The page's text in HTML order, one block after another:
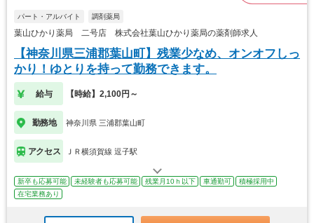
パート・アルバイト 調剤薬局
葉山ひかり薬局 二号店 株式会社葉山ひかり薬局の薬剤師求人
【神奈川県三浦郡葉山町】残業少なめ、オンオフしっ
かり！ゆとりを持って勤務できます。
給与 【時給】2,100円～
勤務地 神奈川県 三浦郡葉山町
アクセス ＪＲ横須賀線 逗子駅
新卒も応募可能 未経験者も応募可能 残業月10ｈ以下 車通勤可
積極採用中
在宅業務あり